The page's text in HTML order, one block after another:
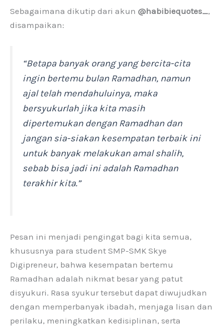
Sebagaimana dikutip dari akun @habibiequotes_,
disampaikan:
“Betapa banyak orang yang bercita-cita
ingin bertemu bulan Ramadhan, namun
ajal telah mendahuluinya, maka
bersyukurlah jika kita masih
dipertemukan dengan Ramadhan dan
jangan sia-siakan kesempatan terbaik ini
untuk banyak melakukan amal shalih,
sebab bisa jadi ini adalah Ramadhan
terakhir kita.”
Pesan ini menjadi pengingat bagi kita semua,
khususnya para student SMP-SMK Skye
Digipreneur, bahwa kesempatan bertemu
Ramadhan adalah nikmat besar yang patut
disyukuri. Rasa syukur tersebut dapat diwujudkan
dengan memperbanyak ibadah, menjaga lisan dan
perilaku, meningkatkan kedisiplinan, serta